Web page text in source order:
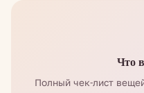
Что
Полный чек-лист